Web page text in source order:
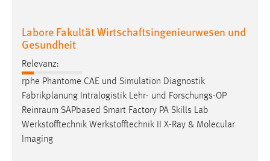
Labore Fakultät Wirtschaftsingenieurwesen und
Gesundheit
Relevanz:
rphe Phantome CAE und Simulation Diagnostik
Fabrikplanung Intralogistik Lehr- und Forschungs-OP
Reinraum SAPbased Smart Factory PA Skills Lab
Werkstofftechnik Werkstofftechnik II X-Ray & Molecular
Imaging